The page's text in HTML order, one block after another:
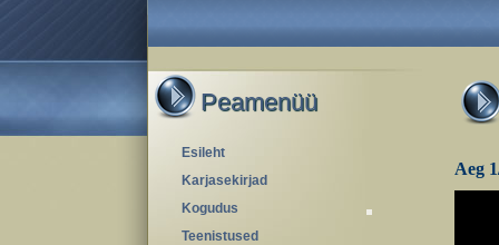
Peamenüü
Esileht
Karjasekirjad
Kogudus
Teenistused
Aeg